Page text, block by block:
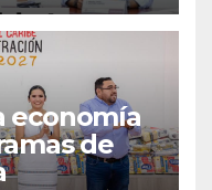
economía
de